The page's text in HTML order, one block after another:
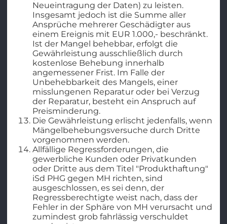
Neueintragung der Daten) zu leisten.
Insgesamt jedoch ist die Summe aller
Ansprüche mehrerer Geschädigter aus
einem Ereignis mit EUR 1.000,- beschränkt.
Ist der Mangel behebbar, erfolgt die
Gewährleistung ausschließlich durch
kostenlose Behebung innerhalb
angemessener Frist. Im Falle der
Unbehebbarkeit des Mangels, einer
misslungenen Reparatur oder bei Verzug
der Reparatur, besteht ein Anspruch auf
Preisminderung.
Die Gewährleistung erlischt jedenfalls, wenn
Mängelbehebungsversuche durch Dritte
vorgenommen werden.
Allfällige Regressforderungen, die
gewerbliche Kunden oder Privatkunden
oder Dritte aus dem Titel "Produkthaftung"
iSd PHG gegen MH richten, sind
ausgeschlossen, es sei denn, der
Regressberechtigte weist nach, dass der
Fehler in der Sphäre von MH verursacht und
zumindest grob fahrlässig verschuldet